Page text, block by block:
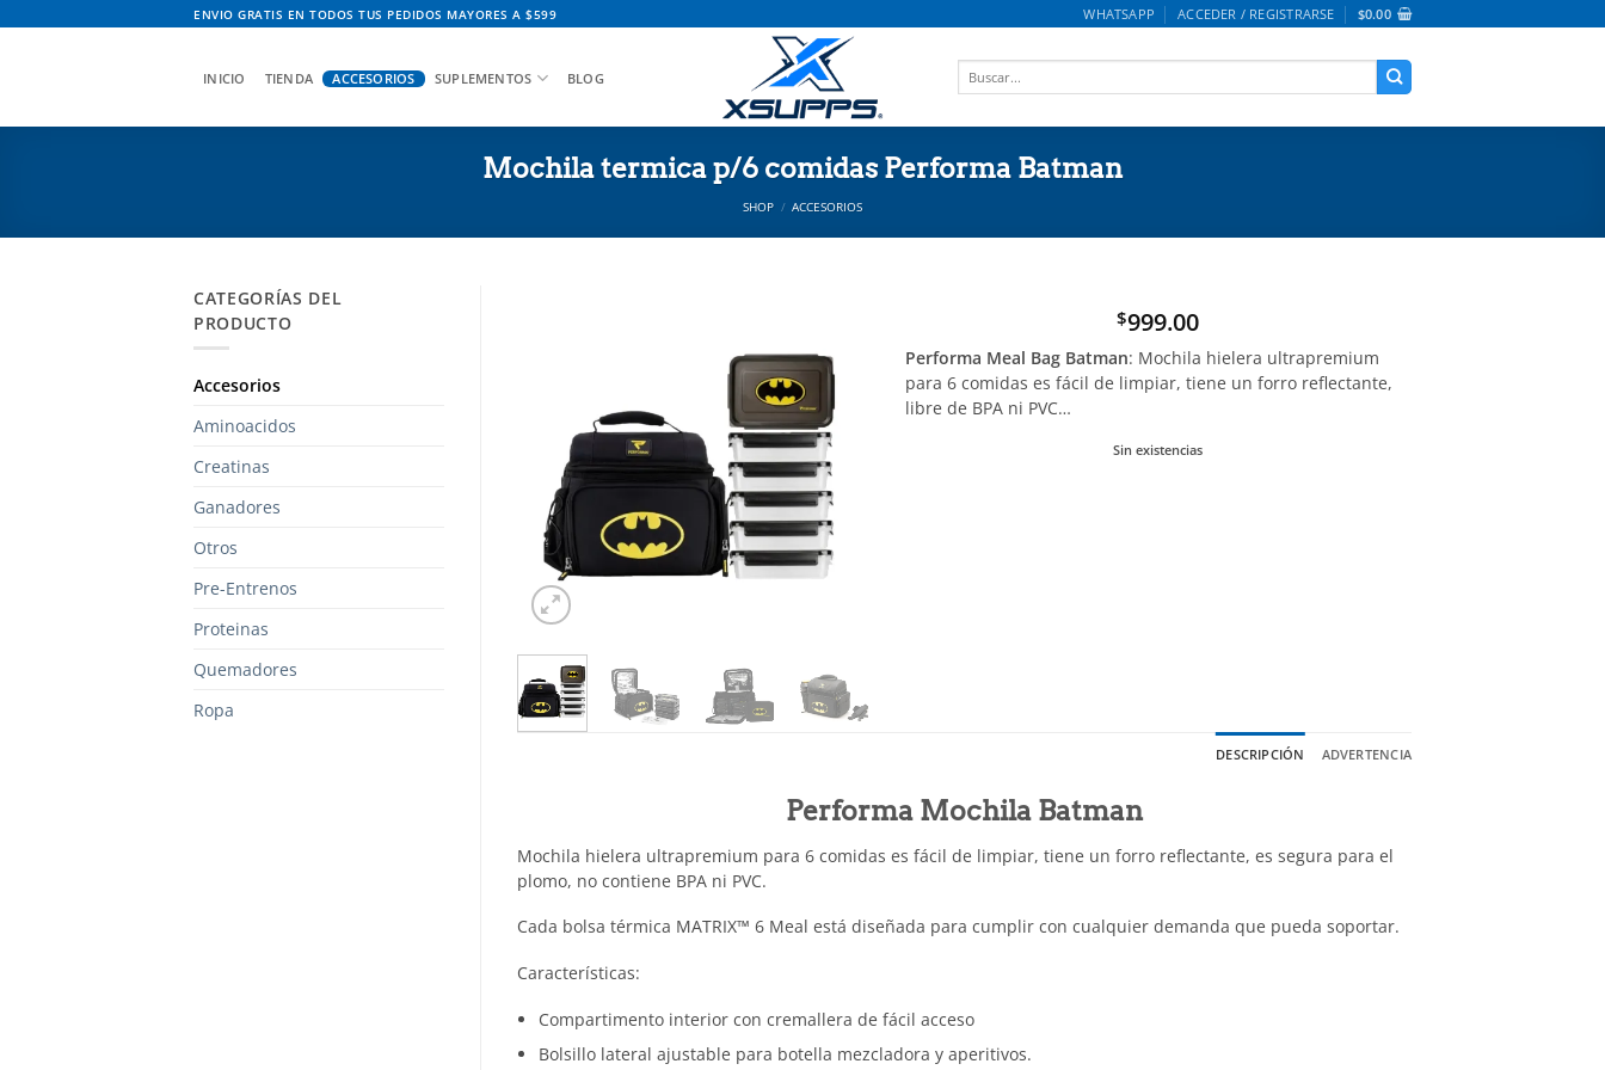
ENVIO GRATIS EN TODOS TUS PEDIDOS MAYORES A $599 WHATSAPP ACCEDER / REGISTRARSE $0.00
INICIO TIENDA ACCESORIOS SUPLEMENTOS BLOG
por:
Mochila termica p/6 comidas Performa Batman
SHOP / ACCESORIOS
CATEGORÍAS DEL
PRODUCTO
Accesorios
Aminoacidos
Creatinas
Ganadores
Otros
Pre-Entrenos
Proteinas
Quemadores
Ropa
$999.00
Performa Meal Bag Batman: Mochila hielera ultrapremium
para 6 comidas es fácil de limpiar, tiene un forro reflectante,
libre de BPA ni PVC…
Sin existencias
DESCRIPCIÓN ADVERTENCIA
Performa Mochila Batman
Mochila hielera ultrapremium para 6 comidas es fácil de limpiar, tiene un forro reflectante, es segura para el
plomo, no contiene BPA ni PVC.
Cada bolsa térmica MATRIX™ 6 Meal está diseñada para cumplir con cualquier demanda que pueda soportar.
Características:
Compartimento interior con cremallera de fácil acceso
Bolsillo lateral ajustable para botella mezcladora y aperitivos.